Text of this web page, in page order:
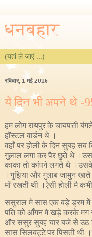
धनबहार
रविवार, 1 मई 2016
ये दिन भी अपने थे -
हम लोग रायपुर के चायपत्ती
हॉस्टल वार्डन थे ।
वहाँ पर होली के दिन सुबह सब
गुलाल लगा कर पैर छुते थे
काका तो कांपने लगते थे ।उसके
।गुझिया और गुलाब जामुन
माँ रखती थी ।ऐसी होली मै
ससुराल मे सास एक बड़े ड्रम में
पति को आँगन मे खड़े करके मग
और ससुर सुबह चार बजे से उठ
सास सिलबट्टे पर पिसती थी